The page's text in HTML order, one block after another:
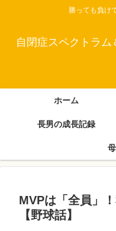
勝っても負け
自閉症スペクトラ
ホーム
長男の成長記録
MVPは「全員」
【野球話】